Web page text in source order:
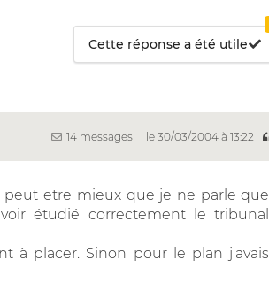
Cette réponse a été utile
14 messages le 30/03/2004 à 13:22
etre mieux que je ne parle que
étudié correctement le tribunal
à placer. Sinon pour le plan j'avais